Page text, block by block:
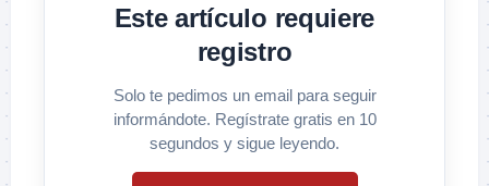
Este artículo requiere
registro
Solo te pedimos un email para seguir
informándote. Regístrate gratis en 10
segundos y sigue leyendo.